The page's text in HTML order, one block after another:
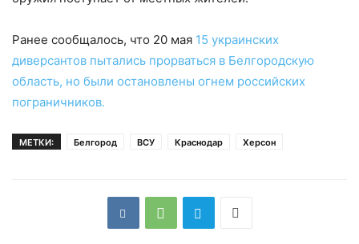
Ранее сообщалось, что 20 мая 15 украинских
диверсантов пытались прорваться в Белгородскую
область, но были остановлены огнем российских
пограничников.
МЕТКИ: Белгород ВСУ Краснодар Херсон